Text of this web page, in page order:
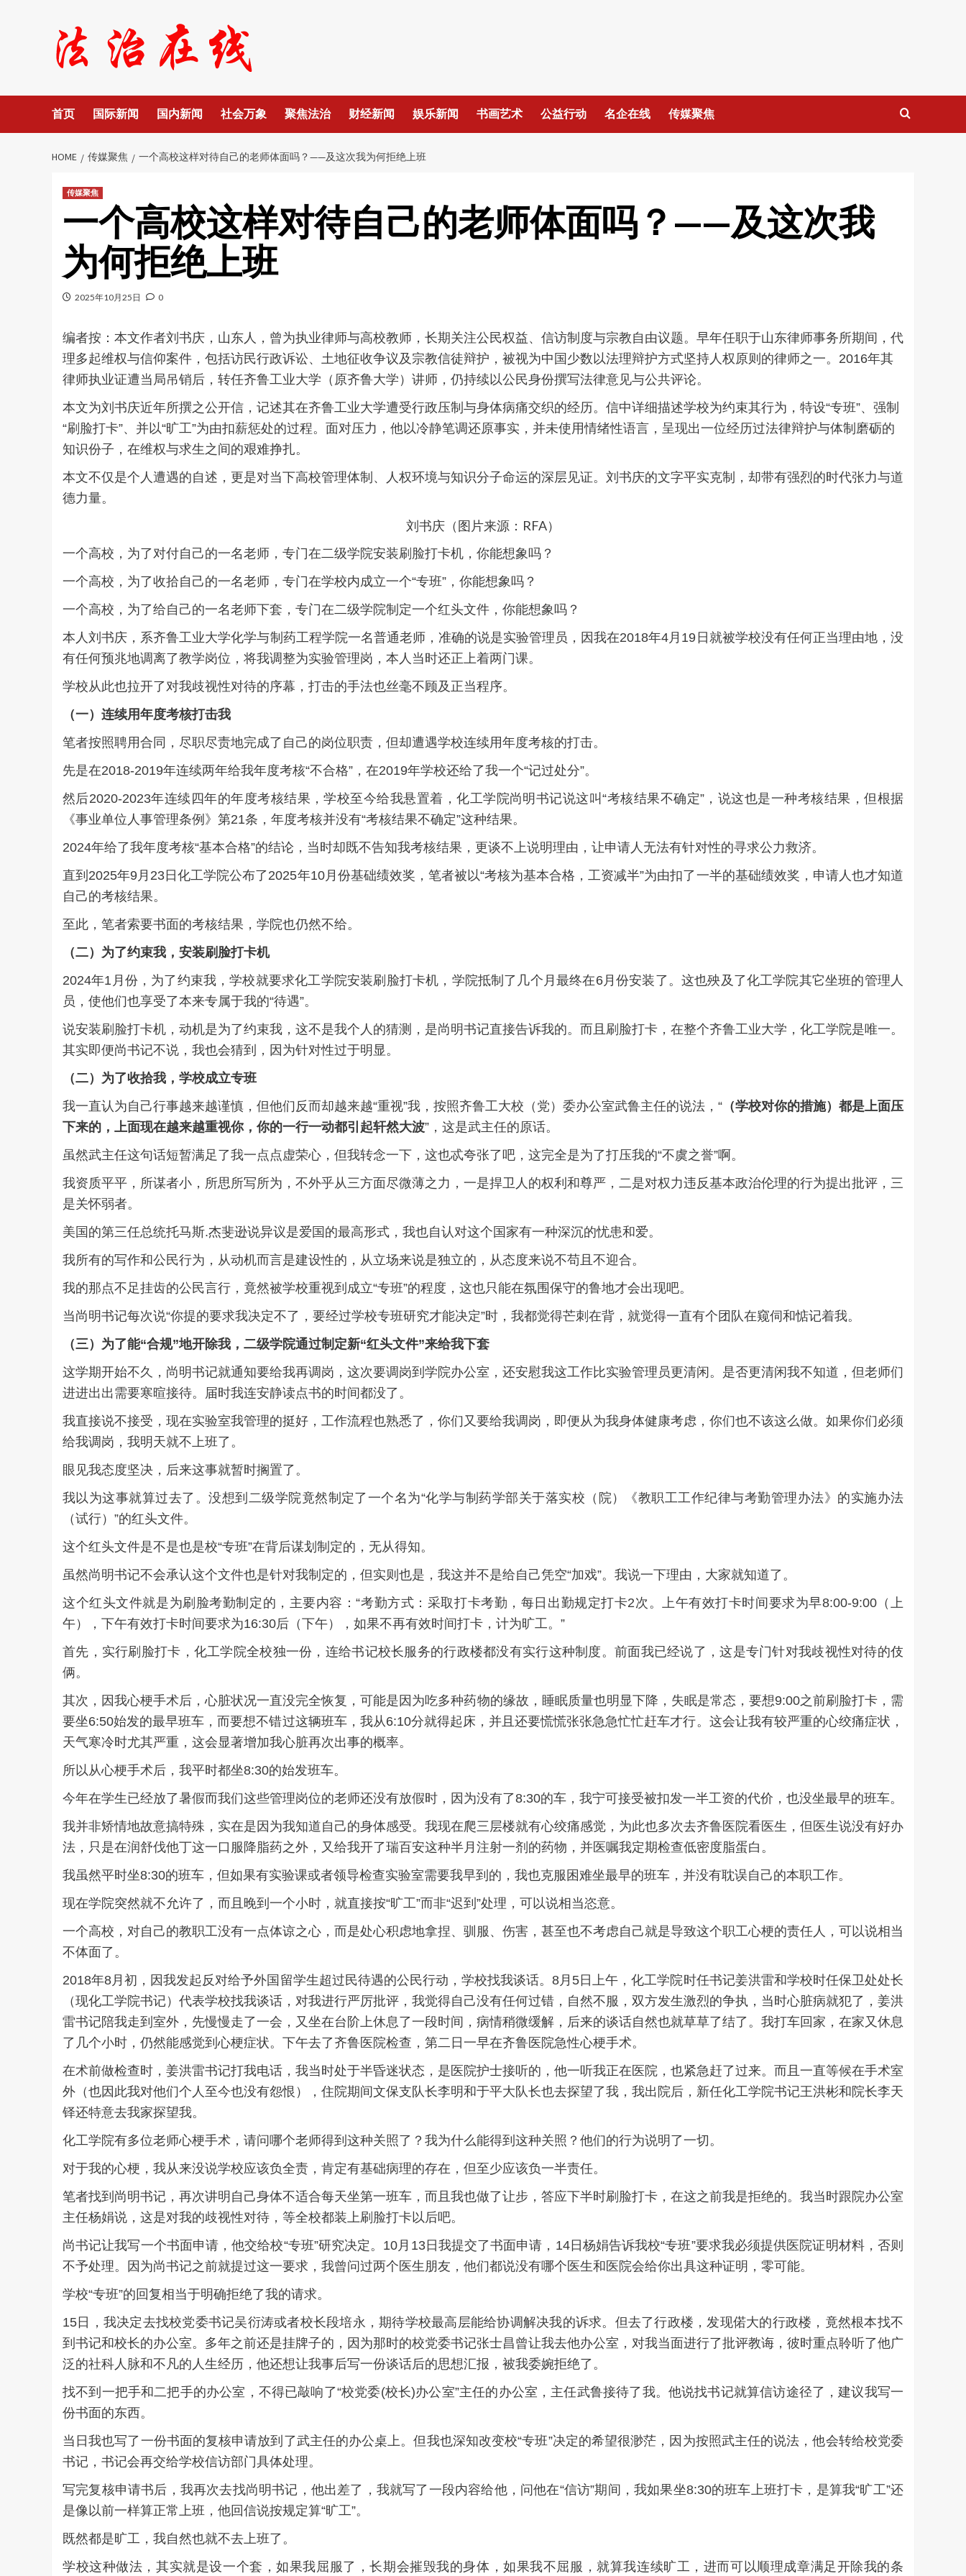
首页 国际新闻 国内新闻 社会万象 聚焦法治 财经新闻 娱乐新闻 书画艺术 公益行动 名企在线 传媒聚焦
HOME 传媒聚焦 一个高校这样对待自己的老师体面吗？——及这次我为何拒绝上班
传媒聚焦
一个高校这样对待自己的老师体面吗？——及这次我
为何拒绝上班
2025年10月25日 0
编者按： 本文作者刘书庆，山东人，曾为执业律师与高校教师，长期关注公民权益、信访制度与宗教自由议题。早年任职于山东律师事务所期间，代
理多起维权与信仰案件，包括访民行政诉讼、土地征收争议及宗教信徒辩护，被视为中国少数以法理辩护方式坚持人权原则的律师之一。2016年其
律师执业证遭当局吊销后，转任齐鲁工业大学（原齐鲁大学）讲师，仍持续以公民身份撰写法律意见与公共评论。
本文为刘书庆近年所撰之公开信，记述其在齐鲁工业大学遭受行政压制与身体病痛交织的经历。信中详细描述学校为约束其行为，特设“专班”、强制
“刷脸打卡”、并以“旷工”为由扣薪惩处的过程。面对压力，他以冷静笔调还原事实，并未使用情绪性语言，呈现出一位经历过法律辩护与体制磨砺的
知识份子，在维权与求生之间的艰难挣扎。
本文不仅是个人遭遇的自述，更是对当下高校管理体制、人权环境与知识分子命运的深层见证。刘书庆的文字平实克制，却带有强烈的时代张力与道
德力量。
刘书庆（图片来源：RFA）
一个高校，为了对付自己的一名老师，专门在二级学院安装刷脸打卡机，你能想象吗？
一个高校，为了收拾自己的一名老师，专门在学校内成立一个“专班”，你能想象吗？
一个高校，为了给自己的一名老师下套，专门在二级学院制定一个红头文件，你能想象吗？
本人刘书庆，系齐鲁工业大学化学与制药工程学院一名普通老师，准确的说是实验管理员，因我在2018年4月19日就被学校没有任何正当理由地，没
有任何预兆地调离了教学岗位，将我调整为实验管理岗，本人当时还正上着两门课。
学校从此也拉开了对我歧视性对待的序幕，打击的手法也丝毫不顾及正当程序。
（一） 连续用年度考核打击我
笔者按照聘用合同，尽职尽责地完成了自己的岗位职责，但却遭遇学校连续用年度考核的打击。
先是在2018-2019年连续两年给我年度考核“不合格”，在2019年学校还给了我一个“记过处分”。
然后2020-2023年连续四年的年度考核结果，学校至今给我悬置着，化工学院尚明书记说这叫“考核结果不确定”，说这也是一种考核结果，但根据
《事业单位人事管理条例》第21条，年度考核并没有“考核结果不确定”这种结果。
2024年给了我年度考核“基本合格”的结论，当时却既不告知我考核结果，更谈不上说明理由，让申请人无法有针对性的寻求公力救济。
直到2025年9月23日化工学院公布了2025年10月份基础绩效奖，笔者被以“考核为基本合格，工资减半”为由扣了一半的基础绩效奖，申请人也才知道
自己的考核结果。
至此，笔者索要书面的考核结果，学院也仍然不给。
（二） 为了约束我 ， 安装刷脸打卡机
2024年1月份，为了约束我，学校就要求化工学院安装刷脸打卡机，学院抵制了几个月最终在6月份安装了。这也殃及了化工学院其它坐班的管理人
员，使他们也享受了本来专属于我的“待遇”。
说安装刷脸打卡机，动机是为了约束我，这不是我个人的猜测，是尚明书记直接告诉我的。而且刷脸打卡，在整个齐鲁工业大学，化工学院是唯一。
其实即便尚书记不说，我也会猜到，因为针对性过于明显。
（二） 为了收拾我 ， 学校成立专班
我一直认为自己行事越来越谨慎，但他们反而却越来越“重视”我，按照齐鲁工大校（党）委办公室武鲁主任的说法，“ （学校对你的措施） 都是上面压
下来的 ， 上面现在越来越重视你， 你的一行一动都引起轩然大波”，这是武主任的原话。
虽然武主任这句话短暂满足了我一点点虚荣心，但我转念一下，这也忒夸张了吧，这完全是为了打压我的“不虞之誉”啊。
我资质平平，所谋者小，所思所写所为，不外乎从三方面尽微薄之力，一是捍卫人的权利和尊严，二是对权力违反基本政治伦理的行为提出批评，三
是关怀弱者。
美国的第三任总统托马斯.杰斐逊说异议是爱国的最高形式，我也自认对这个国家有一种深沉的忧患和爱。
我所有的写作和公民行为，从动机而言是建设性的，从立场来说是独立的，从态度来说不苟且不迎合。
我的那点不足挂齿的公民言行，竟然被学校重视到成立“专班”的程度，这也只能在氛围保守的鲁地才会出现吧。
当尚明书记每次说“你提的要求我决定不了，要经过学校专班研究才能决定”时，我都觉得芒刺在背，就觉得一直有个团队在窥伺和惦记着我。
（三） 为了能“合规”地开除我 ， 二级学院通过制定新“红头文件”来给我下套
这学期开始不久，尚明书记就通知要给我再调岗，这次要调岗到学院办公室，还安慰我这工作比实验管理员更清闲。是否更清闲我不知道，但老师们
进进出出需要寒暄接待。届时我连安静读点书的时间都没了。
我直接说不接受，现在实验室我管理的挺好，工作流程也熟悉了，你们又要给我调岗，即便从为我身体健康考虑，你们也不该这么做。如果你们必须
给我调岗，我明天就不上班了。
眼见我态度坚决，后来这事就暂时搁置了。
我以为这事就算过去了。没想到二级学院竟然制定了一个名为“化学与制药学部关于落实校（院）《教职工工作纪律与考勤管理办法》的实施办法
（试行）”的红头文件。
这个红头文件是不是也是校“专班”在背后谋划制定的，无从得知。
虽然尚明书记不会承认这个文件也是针对我制定的，但实则也是，我这并不是给自己凭空“加戏”。我说一下理由，大家就知道了。
这个红头文件就是为刷脸考勤制定的，主要内容：“考勤方式：采取打卡考勤，每日出勤规定打卡2次。上午有效打卡时间要求为早8:00-9:00（上
午），下午有效打卡时间要求为16:30后（下午），如果不再有效时间打卡，计为旷工。”
首先，实行刷脸打卡，化工学院全校独一份，连给书记校长服务的行政楼都没有实行这种制度。前面我已经说了，这是专门针对我歧视性对待的伎
俩。
其次，因我心梗手术后，心脏状况一直没完全恢复，可能是因为吃多种药物的缘故，睡眠质量也明显下降，失眠是常态，要想9:00之前刷脸打卡，需
要坐6:50始发的最早班车，而要想不错过这辆班车，我从6:10分就得起床，并且还要慌慌张张急急忙忙赶车才行。这会让我有较严重的心绞痛症状，
天气寒冷时尤其严重，这会显著增加我心脏再次出事的概率。
所以从心梗手术后，我平时都坐8:30的始发班车。
今年在学生已经放了暑假而我们这些管理岗位的老师还没有放假时，因为没有了8:30的车，我宁可接受被扣发一半工资的代价，也没坐最早的班车。
我并非矫情地故意搞特殊，实在是因为我知道自己的身体感受。我现在爬三层楼就有心绞痛感觉，为此也多次去齐鲁医院看医生，但医生说没有好办
法，只是在润舒伐他丁这一口服降脂药之外，又给我开了瑞百安这种半月注射一剂的药物，并医嘱我定期检查低密度脂蛋白。
我虽然平时坐8:30的班车，但如果有实验课或者领导检查实验室需要我早到的，我也克服困难坐最早的班车，并没有耽误自己的本职工作。
现在学院突然就不允许了，而且晚到一个小时，就直接按“旷工”而非“迟到”处理，可以说相当恣意。
一个高校，对自己的教职工没有一点体谅之心，而是处心积虑地拿捏、驯服、伤害，甚至也不考虑自己就是导致这个职工心梗的责任人，可以说相当
不体面了。
2018年8月初，因我发起反对给予外国留学生超过民待遇的公民行动，学校找我谈话。8月5日上午，化工学院时任书记姜洪雷和学校时任保卫处处长
（现化工学院书记）代表学校找我谈话，对我进行严厉批评，我觉得自己没有任何过错，自然不服，双方发生激烈的争执，当时心脏病就犯了，姜洪
雷书记陪我走到室外，先慢慢走了一会，又坐在台阶上休息了一段时间，病情稍微缓解，后来的谈话自然也就草草了结了。我打车回家，在家又休息
了几个小时，仍然能感觉到心梗症状。下午去了齐鲁医院检查，第二日一早在齐鲁医院急性心梗手术。
在术前做检查时，姜洪雷书记打我电话，我当时处于半昏迷状态，是医院护士接听的，他一听我正在医院，也紧急赶了过来。而且一直等候在手术室
外（也因此我对他们个人至今也没有怨恨），住院期间文保支队长李明和于平大队长也去探望了我，我出院后，新任化工学院书记王洪彬和院长李天
铎还特意去我家探望我。
化工学院有多位老师心梗手术，请问哪个老师得到这种关照了？我为什么能得到这种关照？他们的行为说明了一切。
对于我的心梗，我从来没说学校应该负全责，肯定有基础病理的存在，但至少应该负一半责任。
笔者找到尚明书记，再次讲明自己身体不适合每天坐第一班车，而且我也做了让步，答应下半时刷脸打卡，在这之前我是拒绝的。我当时跟院办公室
主任杨娟说，这是对我的歧视性对待，等全校都装上刷脸打卡以后吧。
尚书记让我写一个书面申请，他交给校“专班”研究决定。10月13日我提交了书面申请，14日杨娟告诉我校“专班”要求我必须提供医院证明材料，否则
不予处理。因为尚书记之前就提过这一要求，我曾问过两个医生朋友，他们都说没有哪个医生和医院会给你出具这种证明，零可能。
学校“专班”的回复相当于明确拒绝了我的请求。
15日，我决定去找校党委书记吴衍涛或者校长段培永，期待学校最高层能给协调解决我的诉求。但去了行政楼，发现偌大的行政楼，竟然根本找不
到书记和校长的办公室。多年之前还是挂牌子的，因为那时的校党委书记张士昌曾让我去他办公室，对我当面进行了批评教诲，彼时重点聆听了他广
泛的社科人脉和不凡的人生经历，他还想让我事后写一份谈话后的思想汇报，被我委婉拒绝了。
找不到一把手和二把手的办公室，不得已敲响了“校党委(校长)办公室”主任的办公室，主任武鲁接待了我。他说找书记就算信访途径了，建议我写一
份书面的东西。
当日我也写了一份书面的复核申请放到了武主任的办公桌上。但我也深知改变校“专班”决定的希望很渺茫，因为按照武主任的说法，他会转给校党委
书记，书记会再交给学校信访部门具体处理。
写完复核申请书后，我再次去找尚明书记，他出差了，我就写了一段内容给他，问他在“信访”期间，我如果坐8:30的班车上班打卡，是算我“旷工”还
是像以前一样算正常上班，他回信说按规定算“旷工”。
既然都是旷工，我自然也就不去上班了。
学校这种做法，其实就是设一个套，如果我屈服了，长期会摧毁我的身体，如果我不屈服，就算我连续旷工，进而可以顺理成章满足开除我的条